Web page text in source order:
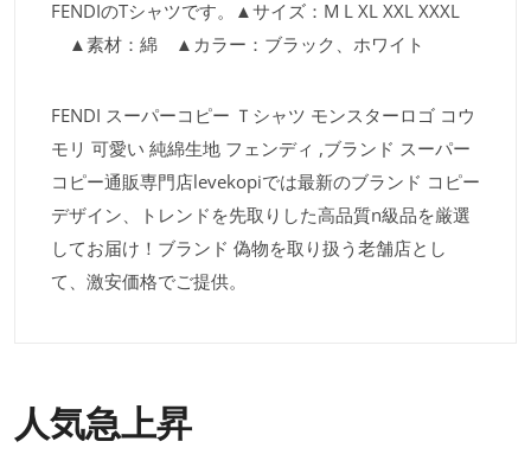
FENDIのTシャツです。▲サイズ：M L XL XXL XXXL
▲素材：綿 ▲カラー：ブラック、ホワイト
FENDI スーパーコピー Ｔシャツ モンスターロゴ コウ
モリ 可愛い 純綿生地 フェンディ ,ブランド スーパー
コピー通販専門店levekopiでは最新のブランド コピー
デザイン、トレンドを先取りした高品質n級品を厳選
してお届け！ブランド 偽物を取り扱う老舗店とし
て、激安価格でご提供。
人気急上昇